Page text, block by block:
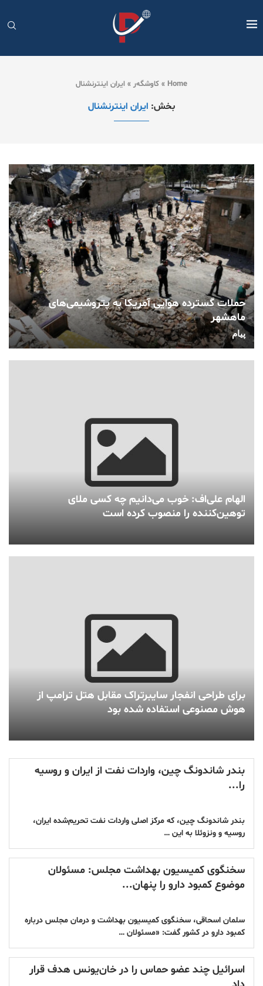
Home
» کاوشگەر » ایران اینترنشنال
بخش: ایران اینترنشنال
حملات گسترده هوایی آمریکا به پتروشیمی‌های
ماهشهر
پیام
الهام علی‌اف: خوب می‌دانیم چه کسی ملای
توهین‌کننده را منصوب کرده است
برای طراحی انفجار سایبرتراک مقابل هتل ترامپ از
هوش مصنوعی استفاده شده بود
بندر شاندونگ چین، واردات نفت از ایران و روسیه
را...
بندر شاندونگ چین، که مرکز اصلی واردات نفت تحریم‌شده ایران،
روسیه و ونزوئلا به این …
سخنگوی کمیسیون بهداشت مجلس: مسئولان
موضوع کمبود دارو را پنهان...
سلمان اسحاقی، سخنگوی کمیسیون بهداشت و درمان مجلس درباره
کمبود دارو در کشور گفت: «مسئولان …
اسرائیل چند عضو حماس را در خان‌یونس هدف قرار